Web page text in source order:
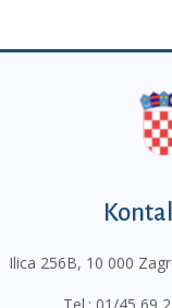
Ilica 256B, 10 000